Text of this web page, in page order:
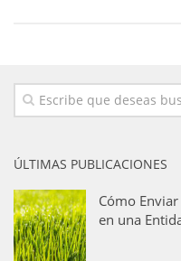
ÚLTIMAS PUBLICACIONES
Cómo
en una